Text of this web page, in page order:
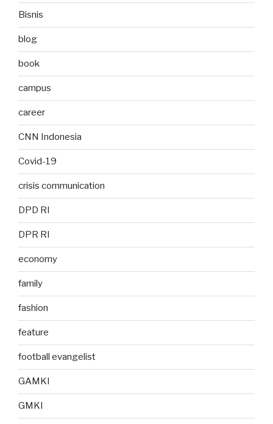
Bisnis
blog
book
campus
career
CNN Indonesia
Covid-19
crisis communication
DPD RI
DPR RI
economy
family
fashion
feature
football evangelist
GAMKI
GMKI